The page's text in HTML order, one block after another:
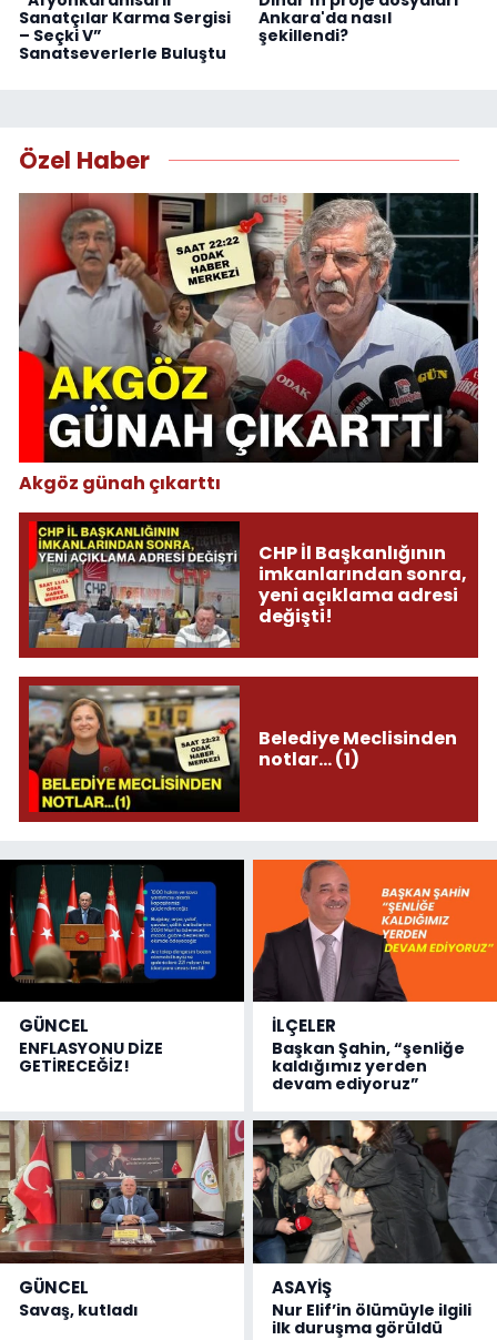
Sanatçılar Karma Sergisi
– Seçki V”
Sanatseverlerle Buluştu
Ankara'da nasıl
şekillendi?
Özel Haber
Akgöz günah çıkarttı
CHP İl Başkanlığının
imkanlarından sonra,
yeni açıklama adresi
değişti!
Belediye Meclisinden
notlar... (1)
GÜNCEL
ENFLASYONU DİZE
GETİRECEĞİZ!
İLÇELER
Başkan Şahin, “şenliğe
kaldığımız yerden
devam ediyoruz”
GÜNCEL
Savaş, kutladı
ASAYİŞ
Nur Elif’in ölümüyle ilgili
ilk duruşma görüldü